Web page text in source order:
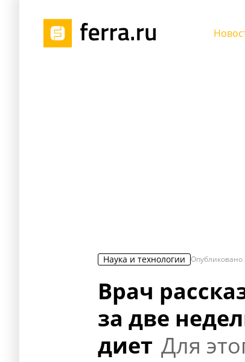
Наука и технологии Опубликовано
Врач
за две
диет Для